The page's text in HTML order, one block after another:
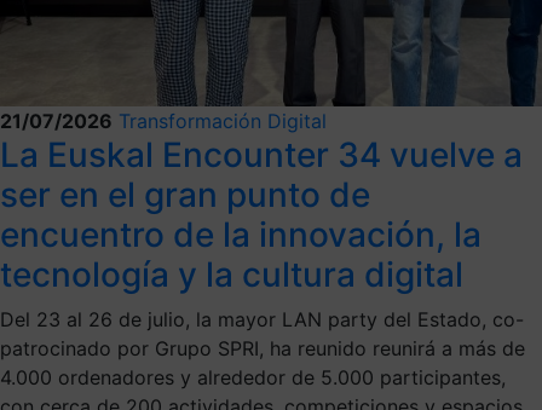
21/07/2026 Transformación Digital
La Euskal Encounter 34 vuelve a
ser en el gran punto de
encuentro de la innovación, la
tecnología y la cultura digital
Del 23 al 26 de julio, la mayor LAN party del Estado, co-
patrocinado por Grupo SPRI, ha reunido reunirá a más de
4.000 ordenadores y alrededor de 5.000 participantes,